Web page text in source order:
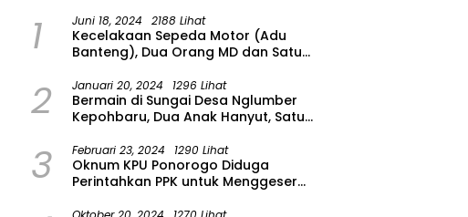
1 Juni 18, 2024 2188 Lihat
Kecelakaan Sepeda Motor (Adu
Banteng), Dua Orang MD dan Satu
2 Januari 20, 2024 1296 Lihat
Bermain di Sungai Desa Nglumber
Kepohbaru, Dua Anak Hanyut, Satu
Masih Dalam Pencarian
3 Februari 23, 2024 1290 Lihat
Oknum KPU Ponorogo Diduga
Perintahkan PPK untuk Menggeser